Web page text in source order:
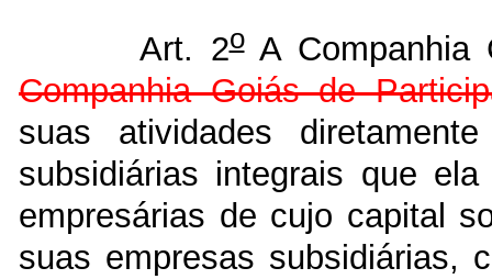
Art. 2oA Companhia
Companhia Goiás de
suas atividades
subsidiárias integrais que
empresárias de cujo capital
suas empresas subsidiárias,